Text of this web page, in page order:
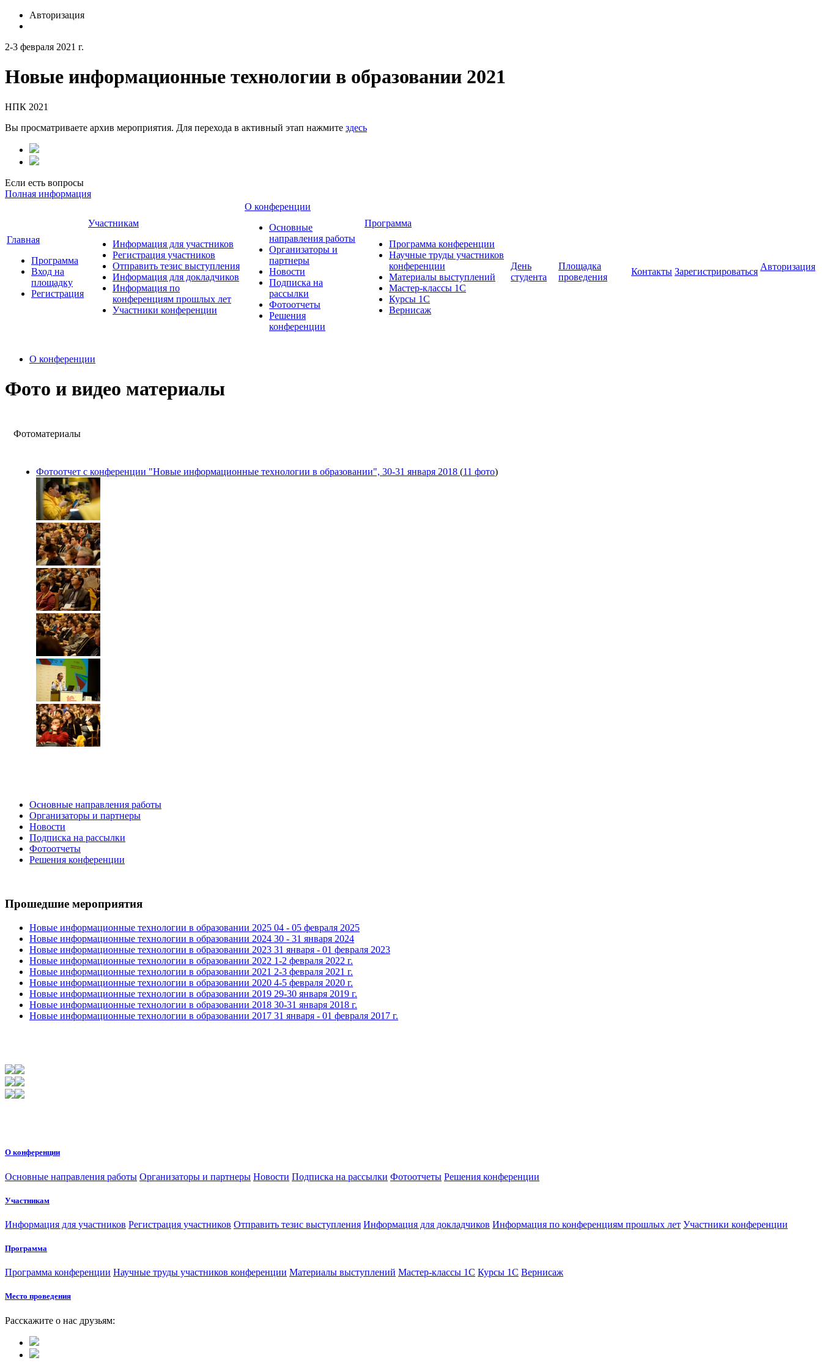
Авторизация
2-3 февраля 2021 г.
Новые информационные технологии в образовании 2021
НПК 2021
Вы просматриваете архив мероприятия. Для перехода в активный этап нажмите здесь
Если есть вопросы
Полная информация
Главная
Программа
Вход на
площадку
Регистрация
Участникам
Информация для участников
Регистрация участников
Отправить тезис выступления
Информация для докладчиков
Информация по
конференциям прошлых лет
Участники конференции
О конференции
Основные
направления работы
Организаторы и
партнеры
Новости
Подписка на
рассылки
Фотоотчеты
Решения
конференции
Программа
Программа конференции
Научные труды участников
конференции
Материалы выступлений
Мастер-классы 1С
Курсы 1С
Вернисаж
День
студента
Площадка
проведения
Контакты Зарегистрироваться Авторизация
О конференции
Фото и видео материалы
Фотоматериалы
Фотоотчет с конференции "Новые информационные технологии в образовании", 30-31 января 2018 (11 фото)
Основные направления работы
Организаторы и партнеры
Новости
Подписка на рассылки
Фотоотчеты
Решения конференции
Прошедшие мероприятия
Новые информационные технологии в образовании 2025 04 - 05 февраля 2025
Новые информационные технологии в образовании 2024 30 - 31 января 2024
Новые информационные технологии в образовании 2023 31 января - 01 февраля 2023
Новые информационные технологии в образовании 2022 1-2 февраля 2022 г.
Новые информационные технологии в образовании 2021 2-3 февраля 2021 г.
Новые информационные технологии в образовании 2020 4-5 февраля 2020 г.
Новые информационные технологии в образовании 2019 29-30 января 2019 г.
Новые информационные технологии в образовании 2018 30-31 января 2018 г.
Новые информационные технологии в образовании 2017 31 января - 01 февраля 2017 г.
О конференции
Основные направления работы Организаторы и партнеры Новости Подписка на рассылки Фотоотчеты Решения конференции
Участникам
Информация для участников Регистрация участников Отправить тезис выступления Информация для докладчиков Информация по конференциям прошлых лет Участники конференции
Программа
Программа конференции Научные труды участников конференции Материалы выступлений Мастер-классы 1С Курсы 1С Вернисаж
Место проведения
Расскажите о нас друзьям: